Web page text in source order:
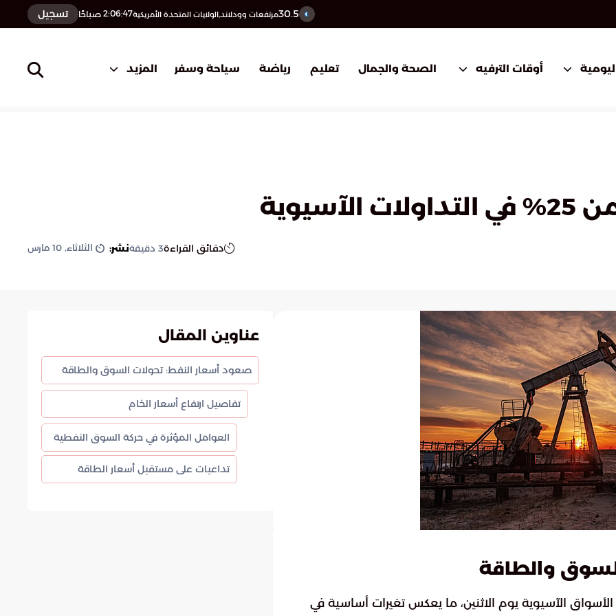
30.5مرتفعات وودلاند,الولايات المتحدة الأمريكية2:06:48 صباحًا تسجيل
أوقات الترفيه الصحة والجمال تعليم رياضة سياحة وسفر المزيد
دقائق القراءة3 دقيقةنشر: الثلاثاء, 10 مارس
والطاقة
الآسيوية يوم الاثنين، ما يعكس تغيرات أساسية في
عناوين المقال
صعود أسعار النفط: تحولات السوق والطاقة
تفاصيل ارتفاع أسعار الخام
العوامل المؤثرة في حركة السوق النفطية
تداعيات على مستقبل أسعار الطاقة